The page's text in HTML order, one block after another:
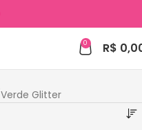
0 R$
Verde Glitter